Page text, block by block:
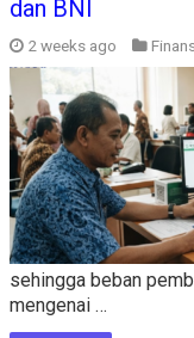
dan BNI
2 weeks ago
sehingga beban
mengenai …